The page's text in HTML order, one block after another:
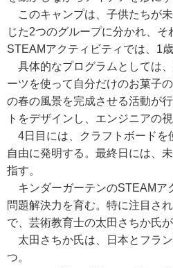
このキャンプは、子供たちが
じた2つのグループに分かれ、
STEAMアクティビティでは、1
具体的なプログラムとしては
ーツを使って自分だけのお菓子
の春の風景を完成させる活動が
トをデザインし、エンジニアの
4日目には、クラフトボードを
自由に発明する。最終日には、
指す。
キンダーガーテンのSTEAMア
問題解決力を育む。特に注目さ
で、芸術教育士の太田さちか氏
太田さちか氏は、日本とフラ
つ。